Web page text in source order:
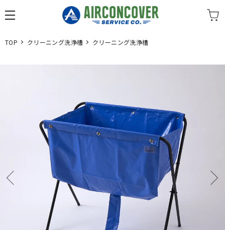
TOP クリーニング洗浄槽 クリーニング洗浄槽